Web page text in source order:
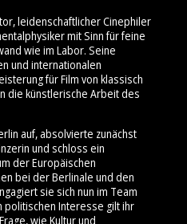
leidenschaftlicher Cinephiler
mit Sinn für feine
wie im Labor. Seine
und internationalen
für Film von klassisch
die künstlerische Arbeit des
auf, absolvierte zunächst
und schloss ein
der Europäischen
bei der Berlinale und den
sie sich nun im Team
politischen Interesse gilt ihr
wie Kultur und